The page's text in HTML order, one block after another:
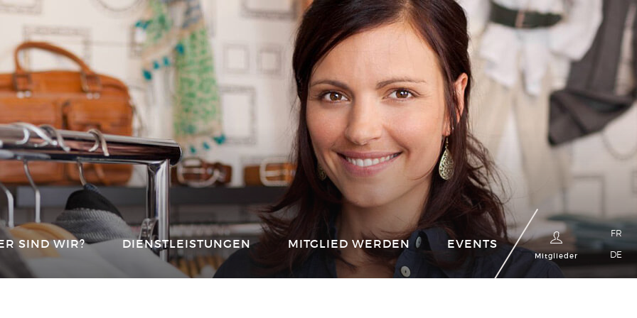
SIND WIR? DIENSTLEISTUNGEN MITGLIED WERDEN EVENTS
Mitglieder
FR
DE